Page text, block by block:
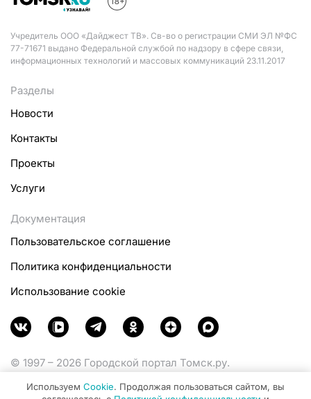
Учредитель ООО «Дайджест ТВ». Св-во о регистрации СМИ ЭЛ №ФС
77-71671 выдано Федеральной службой по надзору в сфере связи,
информационных технологий и массовых коммуникаций 23.11.2017
Разделы
Новости
Контакты
Проекты
Услуги
Документация
Пользовательское соглашение
Политика конфиденциальности
Использование cookie
© 1997 – 2026 Городской портал Томск.ру.
Министерства цифрового развития, связи и массовых
Используем Cookie. Продолжая пользоваться сайтом, вы